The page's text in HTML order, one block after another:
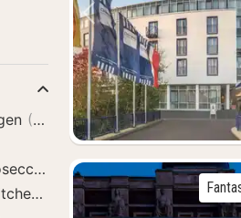
Vorige foto
(6)
(8)